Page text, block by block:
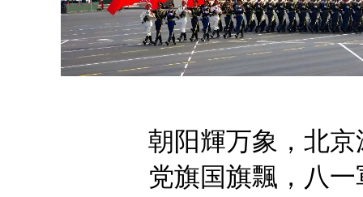
朝阳輝万象， 北京
党旗国旗飄， 八